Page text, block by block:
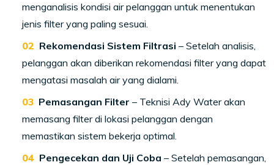
menganalisis kondisi air pelanggan untuk menentukan
jenis filter yang paling sesuai.
Rekomendasi Sistem Filtrasi – Setelah analisis,
pelanggan akan diberikan rekomendasi filter yang dapat
mengatasi masalah air yang dialami.
Pemasangan Filter – Teknisi Ady Water akan
memasang filter di lokasi pelanggan dengan
memastikan sistem bekerja optimal.
Pengecekan dan Uji Coba – Setelah pemasangan,